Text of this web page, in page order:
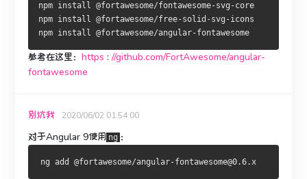
npm install @fortawesome/fontawesome-svg-core
npm install @fortawesome/free-solid-svg-icons
npm install @fortawesome/angular-fontawesome
参考在这里： https : //github.com/FortAwesome/angular-
fontawesome
别坑我 2020/06/02 01:54:00
对于Angular 9使用 ng ：